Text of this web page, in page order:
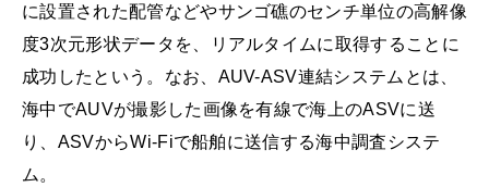
に設置された配管などやサンゴ礁のセンチ単位の高解像
度3次元形状データを、リアルタイムに取得することに
成功したという。なお、AUV-ASV連結システムとは、
海中でAUVが撮影した画像を有線で海上のASVに送
り、ASVからWi-Fiで船舶に送信する海中調査システ
ム。